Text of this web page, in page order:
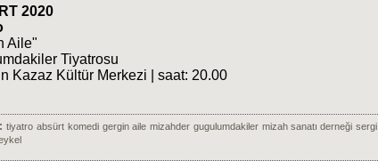
2020
Aile"
Tiyatrosu
Kazaz Kültür Merkezi | saat: 20.00
tiyatro absürt komedi gergin aile mizahder gugulumdakiler mizah sanatı derneği sergi